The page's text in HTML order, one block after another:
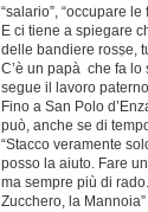
“salario”, “occupare
E ci tiene a spiegare
delle bandiere rosse,
C’è un papà che fa
segue il lavoro
Fino a San Polo
può, anche se di
“Stacco veramente
posso la aiuto. Fare
ma sempre più di
Zucchero, la Mannoia”